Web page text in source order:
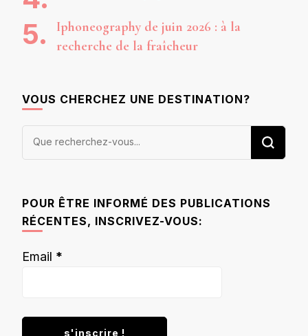
Iphoneography de juin 2026 : à la
recherche de la fraîcheur
VOUS CHERCHEZ UNE DESTINATION?
Vous
POUR ÊTRE INFORMÉ DES PUBLICATIONS
RÉCENTES, INSCRIVEZ-VOUS:
Email *